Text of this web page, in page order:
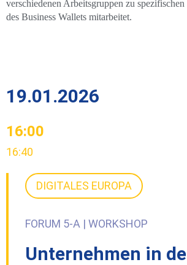
verschiedenen Arbeitsgruppen zu spezifischen
des Business Wallets mitarbeitet.
19.01.2026
16:00
16:40
DIGITALES EUROPA
FORUM 5-A | WORKSHOP
Unternehmen in